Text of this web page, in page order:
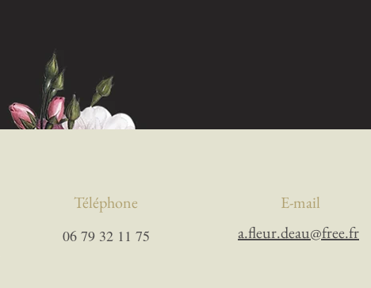
Téléphone
06 79 32 11 75
E-mail
a.fleur.deau@free.fr